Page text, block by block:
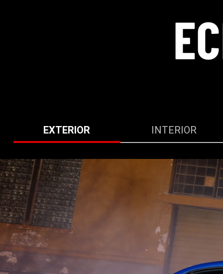
EXTERIOR INTERIOR